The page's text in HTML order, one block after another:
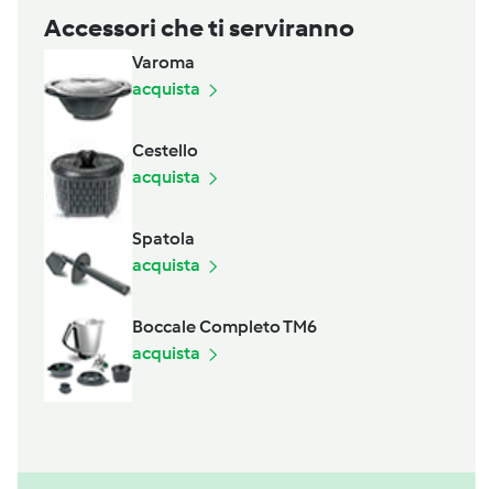
Accessori che ti serviranno
Varoma
acquista
Cestello
acquista
Spatola
acquista
Boccale Completo TM6
acquista